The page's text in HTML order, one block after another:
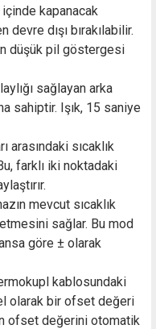
içinde kapanacak
dışı bırakılabilir.
düşük pil göstergesi
sağlayan arka
sahiptir. Işık, 15 saniye
arasındaki sıcaklık
farklı iki noktadaki
mevcut sıcaklık
sağlar. Bu mod
göre ± olarak
kablosundaki
olarak bir ofset değeri
ofset değerini otomatik